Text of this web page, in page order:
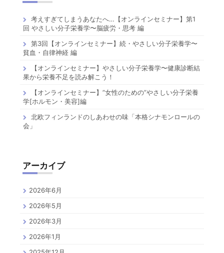
考えすぎてしまうあなたへ…【オンラインセミナー】第1
回 やさしい分子栄養学〜脳疲労・思考 編
第3回【オンラインセミナー】続・やさしい分子栄養学〜
貧血・自律神経 編
【オンラインセミナー】やさしい分子栄養学〜健康診断結
果から栄養不足を読み解こう！
【オンラインセミナー】”女性のための”やさしい分子栄養
学[ホルモン・美容]編
北欧フィンランドのしあわせの味「本格シナモンロールの
会」
アーカイブ
2026年6月
2026年5月
2026年3月
2026年1月